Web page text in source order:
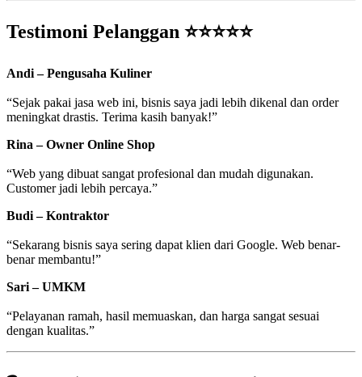
Testimoni Pelanggan ⭐⭐⭐⭐⭐
Andi – Pengusaha Kuliner
“Sejak pakai jasa web ini, bisnis saya jadi lebih dikenal dan order
meningkat drastis. Terima kasih banyak!”
Rina – Owner Online Shop
“Web yang dibuat sangat profesional dan mudah digunakan.
Customer jadi lebih percaya.”
Budi – Kontraktor
“Sekarang bisnis saya sering dapat klien dari Google. Web benar-
benar membantu!”
Sari – UMKM
“Pelayanan ramah, hasil memuaskan, dan harga sangat sesuai
dengan kualitas.”